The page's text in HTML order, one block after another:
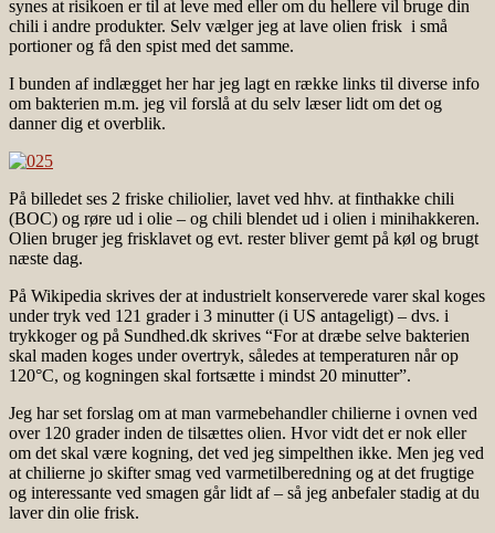
synes at risikoen er til at leve med eller om du hellere vil bruge din
chili i andre produkter. Selv vælger jeg at lave olien frisk i små
portioner og få den spist med det samme.
I bunden af indlægget her har jeg lagt en række links til diverse info
om bakterien m.m. jeg vil forslå at du selv læser lidt om det og
danner dig et overblik.
På billedet ses 2 friske chiliolier, lavet ved hhv. at finthakke chili
(BOC) og røre ud i olie – og chili blendet ud i olien i minihakkeren.
Olien bruger jeg frisklavet og evt. rester bliver gemt på køl og brugt
næste dag.
På Wikipedia skrives der at industrielt konserverede varer skal koges
under tryk ved 121 grader i 3 minutter (i US antageligt) – dvs. i
trykkoger og på Sundhed.dk skrives “For at dræbe selve bakterien
skal maden koges under overtryk, således at temperaturen når op
120°C, og kogningen skal fortsætte i mindst 20 minutter”.
Jeg har set forslag om at man varmebehandler chilierne i ovnen ved
over 120 grader inden de tilsættes olien. Hvor vidt det er nok eller
om det skal være kogning, det ved jeg simpelthen ikke. Men jeg ved
at chilierne jo skifter smag ved varmetilberedning og at det frugtige
og interessante ved smagen går lidt af – så jeg anbefaler stadig at du
laver din olie frisk.